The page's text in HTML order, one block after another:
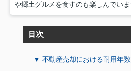
や郷土グルメを食すのも楽しんでいま
目次
▼ 不動産売却における耐用年